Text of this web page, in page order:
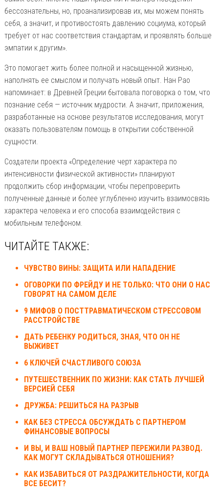
бессознательны, но, проанализировав их, мы можем понять
себя, а значит, и противостоять давлению социума, который
требует от нас соответствия стандартам, и проявлять больше
эмпатии к другим».
Это помогает жить более полной и насыщенной жизнью,
наполнять ее смыслом и получать новый опыт. Нан Рао
напоминает: в Древней Греции бытовала поговорка о том, что
познание себя — источник мудрости. А значит, приложения,
разработанные на основе результатов исследования, могут
оказать пользователям помощь в открытии собственной
сущности.
Создатели проекта «Определение черт характера по
интенсивности физической активности» планируют
продолжить сбор информации, чтобы перепроверить
полученные данные и более углубленно изучить взаимосвязь
характера человека и его способа взаимодействия с
мобильным телефоном.
ЧИТАЙТЕ ТАКЖЕ:
ЧУВСТВО ВИНЫ: ЗАЩИТА ИЛИ НАПАДЕНИЕ
ОГОВОРКИ ПО ФРЕЙДУ И НЕ ТОЛЬКО: ЧТО ОНИ О НАС
ГОВОРЯТ НА САМОМ ДЕЛЕ
9 МИФОВ О ПОСТТРАВМАТИЧЕСКОМ СТРЕССОВОМ
РАССТРОЙСТВЕ
ДАТЬ РЕБЕНКУ РОДИТЬСЯ, ЗНАЯ, ЧТО ОН НЕ
ВЫЖИВЕТ
6 КЛЮЧЕЙ СЧАСТЛИВОГО СОЮЗА
ПУТЕШЕСТВЕННИК ПО ЖИЗНИ: КАК СТАТЬ ЛУЧШЕЙ
ВЕРСИЕЙ СЕБЯ
ДРУЖБА: РЕШИТЬСЯ НА РАЗРЫВ
КАК БЕЗ СТРЕССА ОБСУЖДАТЬ С ПАРТНЕРОМ
ФИНАНСОВЫЕ ВОПРОСЫ
И ВЫ, И ВАШ НОВЫЙ ПАРТНЕР ПЕРЕЖИЛИ РАЗВОД.
КАК МОГУТ СКЛАДЫВАТЬСЯ ОТНОШЕНИЯ?
КАК ИЗБАВИТЬСЯ ОТ РАЗДРАЖИТЕЛЬНОСТИ, КОГДА
ВСЕ БЕСИТ?